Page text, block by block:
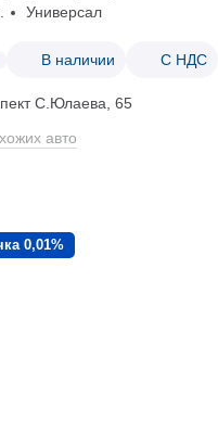
Универсал
В наличии С НДС
С.Юлаева, 65
авто
0,01%